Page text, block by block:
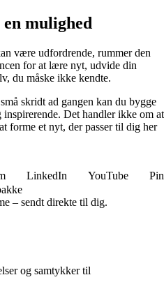
mulighed
være udfordrende, rummer den
for at lære nyt, udvide din
du måske ikke kendte.
skridt ad gangen kan du bygge
Det handler ikke om at
forme et nyt, der passer til dig her
LinkedIn YouTube
– sendt direkte til dig.
og samtykker til